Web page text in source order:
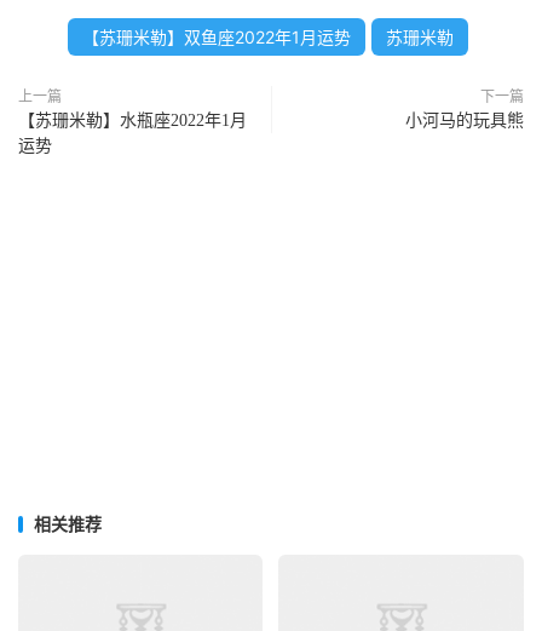
【苏珊米勒】双鱼座2022年1月运势 苏珊米勒
上一篇
【苏珊米勒】水瓶座2022年1月
运势
下一篇
小河马的玩具熊
相关推荐